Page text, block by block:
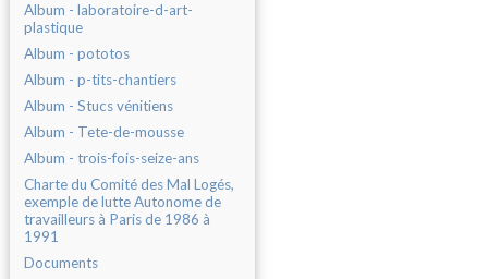
Album - laboratoire-d-art-
plastique
Album - pototos
Album - p-tits-chantiers
Album - Stucs vénitiens
Album - Tete-de-mousse
Album - trois-fois-seize-ans
Charte du Comité des Mal Logés,
exemple de lutte Autonome de
travailleurs à Paris de 1986 à
1991
Documents